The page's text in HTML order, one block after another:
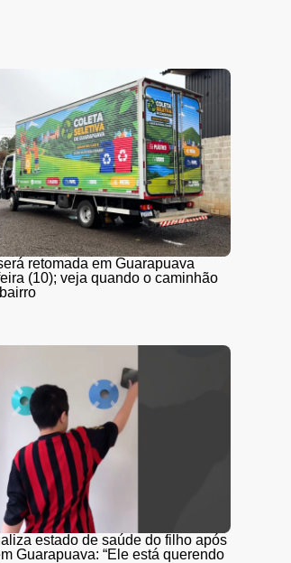
retomada em Guarapuava
(10); veja quando o caminhão
estado de saúde do filho após
Guarapuava: “Ele está querendo